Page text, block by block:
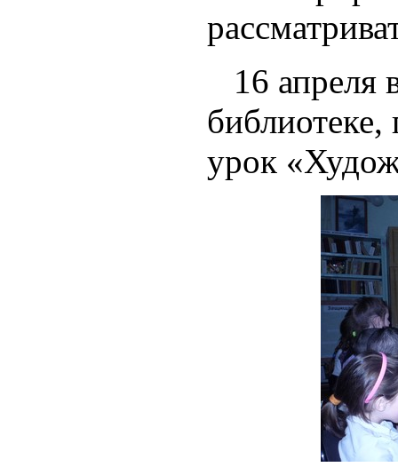
16 апреля
урок